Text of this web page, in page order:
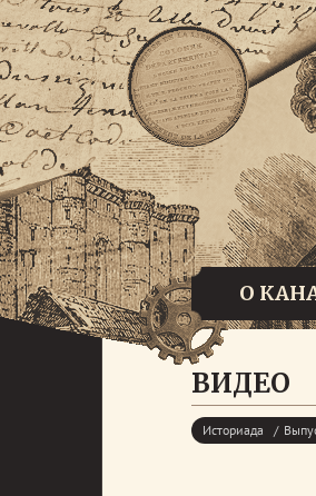
О
ВИДЕО
Историада